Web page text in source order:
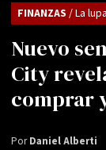
Nuevo
City
comprar
FINANZAS / La
PorDaniel Alberti